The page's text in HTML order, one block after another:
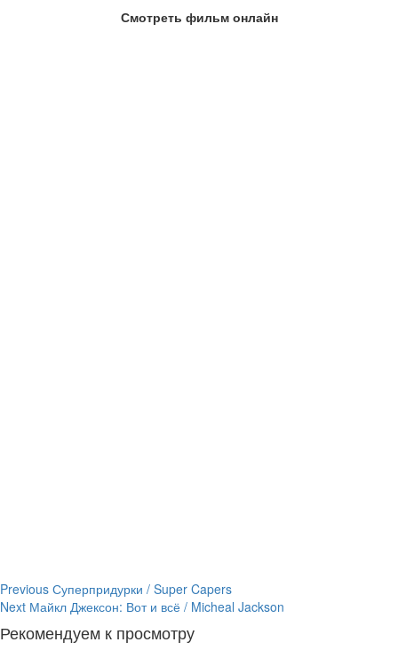
Смотреть фильм онлайн
Continue
Reading
Previous Суперпридурки / Super Capers
Next Майкл Джексон: Вот и всё / Micheal Jackson
Рекомендуем к просмотру